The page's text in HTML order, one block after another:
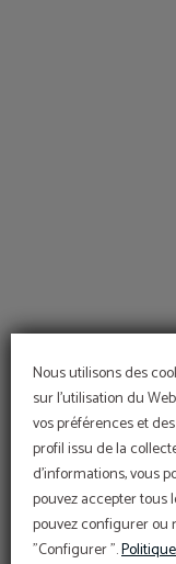
Nous utilisons des
sur l'utilisation du
vos préférences et
profil issu de la
d'informations, vous
pouvez accepter tous
pouvez configurer
"Configurer ".